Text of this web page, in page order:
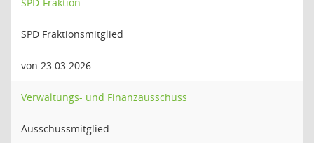
SPD Fraktionsmitglied
von 23.03.2026
Verwaltungs- und Finanzausschuss
Ausschussmitglied